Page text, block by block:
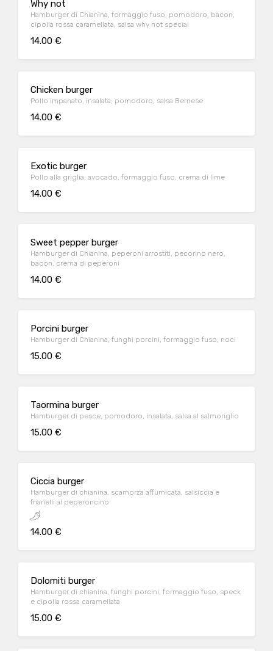
Why not
Hamburger di Chianina, formaggio fuso, pomodoro, bacon,
cipolla rossa caramellata, salsa why not special
14.00 €
Chicken burger
Pollo impanato, insalata, pomodoro, salsa Bernese
14.00 €
Exotic burger
Pollo alla griglia, avocado, formaggio fuso, crema di lime
14.00 €
Sweet pepper burger
Hamburger di Chianina, peperoni arrostiti, pecorino nero,
bacon, crema di peperoni
14.00 €
Porcini burger
Hamburger di Chianina, funghi porcini, formaggio fuso, noci
15.00 €
Taormina burger
Hamburger di pesce, pomodoro, insalata, salsa al salmoriglio
15.00 €
Ciccia burger
Hamburger di chianina, scamorza affumicata, salsiccia e
friarielli al peperoncino
14.00 €
Dolomiti burger
Hamburger di chianina, funghi porcini, formaggio fuso, speck
e cipolla rossa caramellata
15.00 €